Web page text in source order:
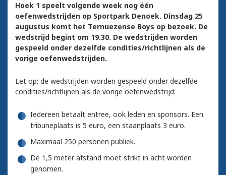
Hoek 1 speelt volgende week nog één
oefenwedstrijden op Sportpark Denoek. Dinsdag 25
augustus komt het Ternuezense Boys op bezoek. De
wedstrijd begint om 19.30. De wedstrijden worden
gespeeld onder dezelfde condities/richtlijnen als de
vorige oefenwedstrijden.
Let op: de wedstrijden worden gespeeld onder dezelfde
condities/richtlijnen als de vorige oefenwedstrijd:
Iedereen betaalt entree, ook leden en sponsors. Een
tribuneplaats is 5 euro, een staanplaats 3 euro.
Maximaal 250 personen publiek.
De 1,5 meter afstand moet strikt in acht worden
genomen.